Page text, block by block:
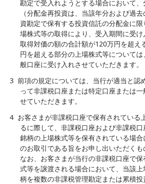
勘定で受入れようとする場合において
（分配金再投資は、当該年分および過
資勘定で保有する投資信託の分配金に
場株式等の取得により、受入期間に受
取得対価の額の合計額が120万円を超え
円を超える部分の上場株式等について
般口座に受け入れさせていただきます。
3 前項の規定については、当行が適当と認
って非課税口座または特定口座または
せていただきます。
4 お客さまが非課税口座で保有されている
るに際して、非課税口座および非課税
銘柄の上場株式等を保有されている場
のお取引である旨をお申し出いただくも
なお、お客さまが当行の非課税口座で
式等を譲渡される場合において、当該
柄を複数の非課税管理勘定または累積